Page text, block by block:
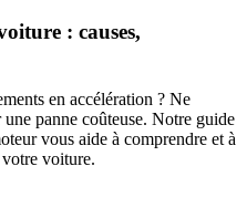
: causes,
en accélération ? Ne
panne coûteuse. Notre guide
vous aide à comprendre et à
voiture.